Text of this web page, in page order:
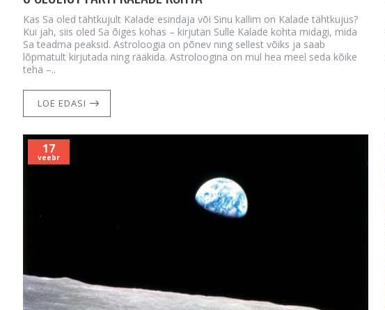
Kas Sa oled tähtkujult Kalade esindaja või Sinu kallim on Kalade tähtkujus?
Kui jah, siis oled Sa õiges kohas – kirjutan Sulle Kalade kohta midagi, mida
Sa teadma peaksid. Astroloogia on põnev ning sellest võiks ja saab
lõpmatult kirjutada ning rääkida. Astroloogina on mul hea meel seda kõike
teha –..
LOE EDASI
17
veebr